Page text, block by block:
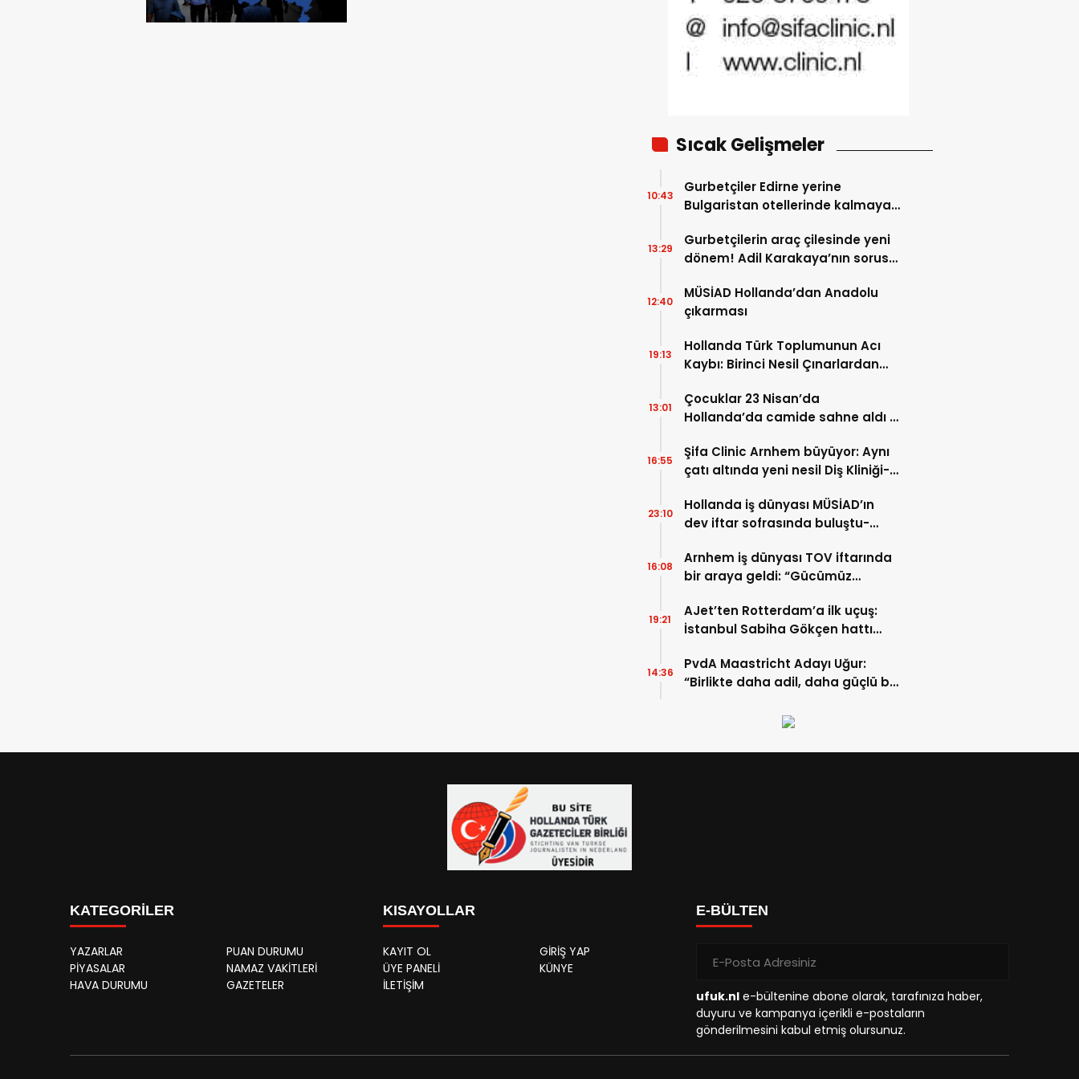
Sıcak Gelişmeler
Gurbetçiler Edirne yerine
Bulgaristan otellerinde kalmaya
10:43
Gurbetçilerin araç çilesinde yeni
dönem! Adil Karakaya’nın sorusu
13:29
MÜSİAD Hollanda’dan Anadolu
çıkarması
12:40
Hollanda Türk Toplumunun Acı
Kaybı: Birinci Nesil Çınarlardan
19:13
Çocuklar 23 Nisan’da
Hollanda’da camide sahne aldı –
13:01
Şifa Clinic Arnhem büyüyor: Aynı
çatı altında yeni nesil Diş Kliniği-
16:55
Hollanda iş dünyası MÜSİAD’ın
dev iftar sofrasında buluştu-
23:10
Arnhem iş dünyası TOV iftarında
bir araya geldi: “Gücümüz
16:08
AJet’ten Rotterdam’a ilk uçuş:
İstanbul Sabiha Gökçen hattı
19:21
PvdA Maastricht Adayı Uğur:
“Birlikte daha adil, daha güçlü bir
14:36
KATEGORİLER
YAZARLAR
PUAN DURUMU
PİYASALAR
NAMAZ VAKİTLERİ
HAVA DURUMU
GAZETELER
KISAYOLLAR
KAYIT OL
GİRİŞ YAP
ÜYE PANELİ
KÜNYE
İLETİŞİM
E-BÜLTEN
ufuk.nl e-bültenine abone olarak, tarafınıza haber,
duyuru ve kampanya içerikli e-postaların
gönderilmesini kabul etmiş olursunuz.